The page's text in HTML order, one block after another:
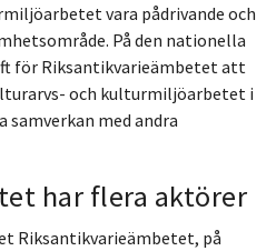
vara pådrivande och
På den nationella
för Riksantikvarieämbetet att
och kulturmiljöarbetet i
med andra
har flera aktörer
Riksantikvarieämbetet, på